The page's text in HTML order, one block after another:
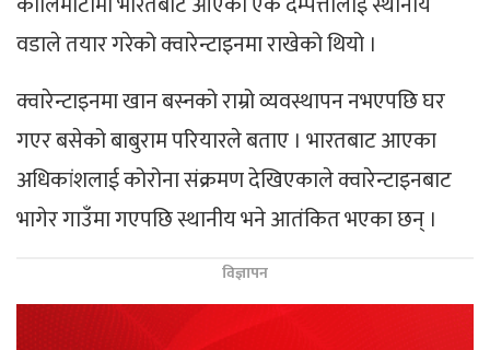
वडाले तयार गरेको क्वारेन्टाइनमा राखेको थियो ।
क्वारेन्टाइनमा खान बस्नको राम्रो व्यवस्थापन नभएपछि घर
गएर बसेको बाबुराम परियारले बताए । भारतबाट आएका
अधिकांशलाई कोरोना संक्रमण देखिएकाले क्वारेन्टाइनबाट
भागेर गाउँमा गएपछि स्थानीय भने आतंकित भएका छन् ।
विज्ञापन